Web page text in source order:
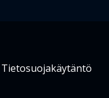
Tietosuojakäytäntö